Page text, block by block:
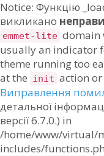
Notice: Функцію
викликано
emmet-lite domain
usually an indicator
theme running too
at the init action or
Виправлення
детальної
версії 6.7.0.) in
/home/www/virtual/
includes/